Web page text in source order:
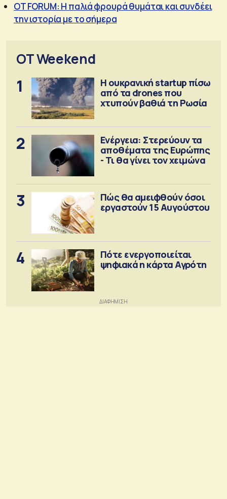
OT FORUM: Η παλιά φρουρά θυμάται και συνδέει
την ιστορία με το σήμερα
OT Weekend
1
Η ουκρανική startup πίσω
από τα drones που
χτυπούν βαθιά τη Ρωσία
2
Ενέργεια: Στερεύουν τα
αποθέματα της Ευρώπης
- Τι θα γίνει τον χειμώνα
3
Πώς θα αμειφθούν όσοι
εργαστούν 15 Αυγούστου
4
Πότε ενεργοποιείται
ψηφιακά η κάρτα Αγρότη